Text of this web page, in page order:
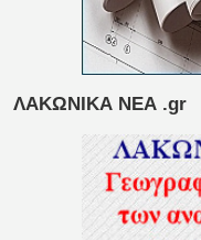
ΛΑΚΩΝΙΚΑ ΝΕΑ .gr